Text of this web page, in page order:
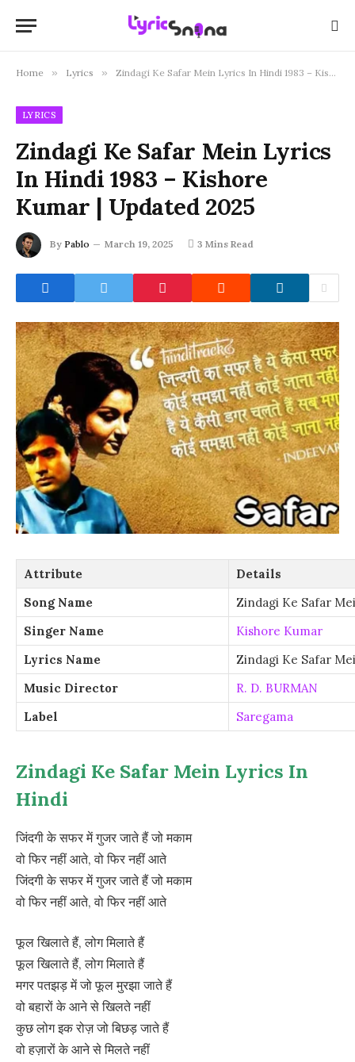
Home » Lyrics » Zindagi Ke Safar Mein Lyrics In Hindi 1983 – Kishore Kumar | Updated 2025
LYRICS
Zindagi Ke Safar Mein Lyrics
In Hindi 1983 – Kishore
Kumar | Updated 2025
By Pablo March 19, 2025 3 Mins Read
Attribute
Details
Song Name
Zindagi Ke Safar
Singer Name
Kishore Kumar
Lyrics Name
Zindagi Ke Safar
Music Director
R. D. BURMAN
Label
Saregama
Zindagi Ke Safar Mein Lyrics In
Hindi
जिंदगी के सफर में गुजर जाते हैं जो मकाम
वो फिर नहीं आते, वो फिर नहीं आते
जिंदगी के सफर में गुजर जाते हैं जो मकाम
वो फिर नहीं आते, वो फिर नहीं आते
फूल खिलाते हैं, लोग मिलाते हैं
फूल खिलाते हैं, लोग मिलाते हैं
मगर पतझड़ में जो फूल मुरझा जाते हैं
वो बहारों के आने से खिलते नहीं
कुछ लोग इक रोज़ जो बिछड़ जाते हैं
वो हज़ारों के आने से मिलते नहीं